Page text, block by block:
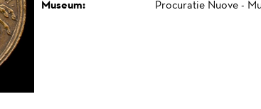
Museum:
Procuratie Nuove -